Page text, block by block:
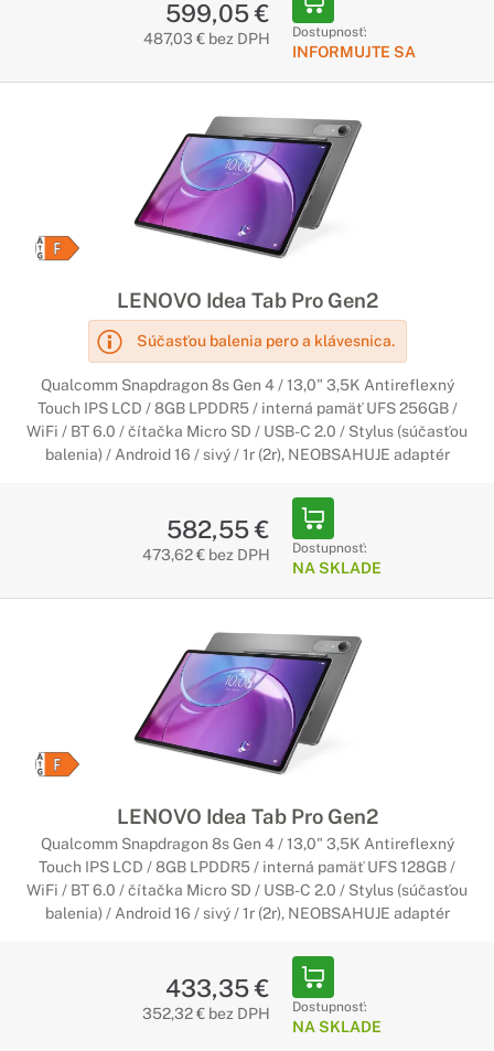
599,05 €
487,03 € bez DPH Dostupnosť:
INFORMUJTE SA
LENOVO Idea Tab Pro Gen2
Súčasťou balenia pero a klávesnica.
Qualcomm Snapdragon 8s Gen 4 / 13,0" 3,5K Antireflexný
Touch IPS LCD / 8GB LPDDR5 / interná pamäť UFS 256GB /
WiFi / BT 6.0 / čítačka Micro SD / USB-C 2.0 / Stylus (súčasťou
balenia) / Android 16 / sivý / 1r (2r), NEOBSAHUJE adaptér
582,55 €
473,62 € bez DPH Dostupnosť:
NA SKLADE
LENOVO Idea Tab Pro Gen2
Qualcomm Snapdragon 8s Gen 4 / 13,0" 3,5K Antireflexný
Touch IPS LCD / 8GB LPDDR5 / interná pamäť UFS 128GB /
WiFi / BT 6.0 / čítačka Micro SD / USB-C 2.0 / Stylus (súčasťou
balenia) / Android 16 / sivý / 1r (2r), NEOBSAHUJE adaptér
433,35 €
352,32 € bez DPH Dostupnosť:
NA SKLADE